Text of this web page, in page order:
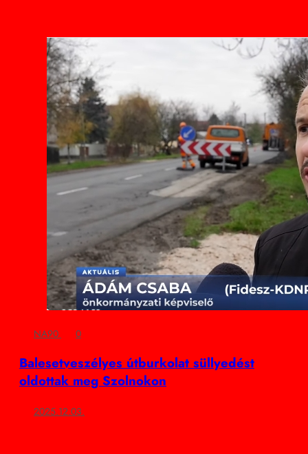
NA90 0
Balesetveszélyes útburkolat süllyedést
oldottak meg Szolnokon
2025.12.03.